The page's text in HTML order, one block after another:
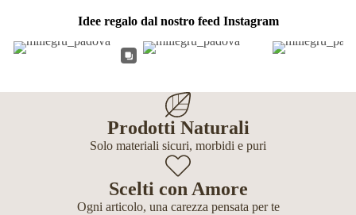
Idee regalo dal nostro feed Instagram
Prodotti Naturali
Solo materiali sicuri, morbidi e puri
Scelti con Amore
Ogni articolo, una carezza pensata per te